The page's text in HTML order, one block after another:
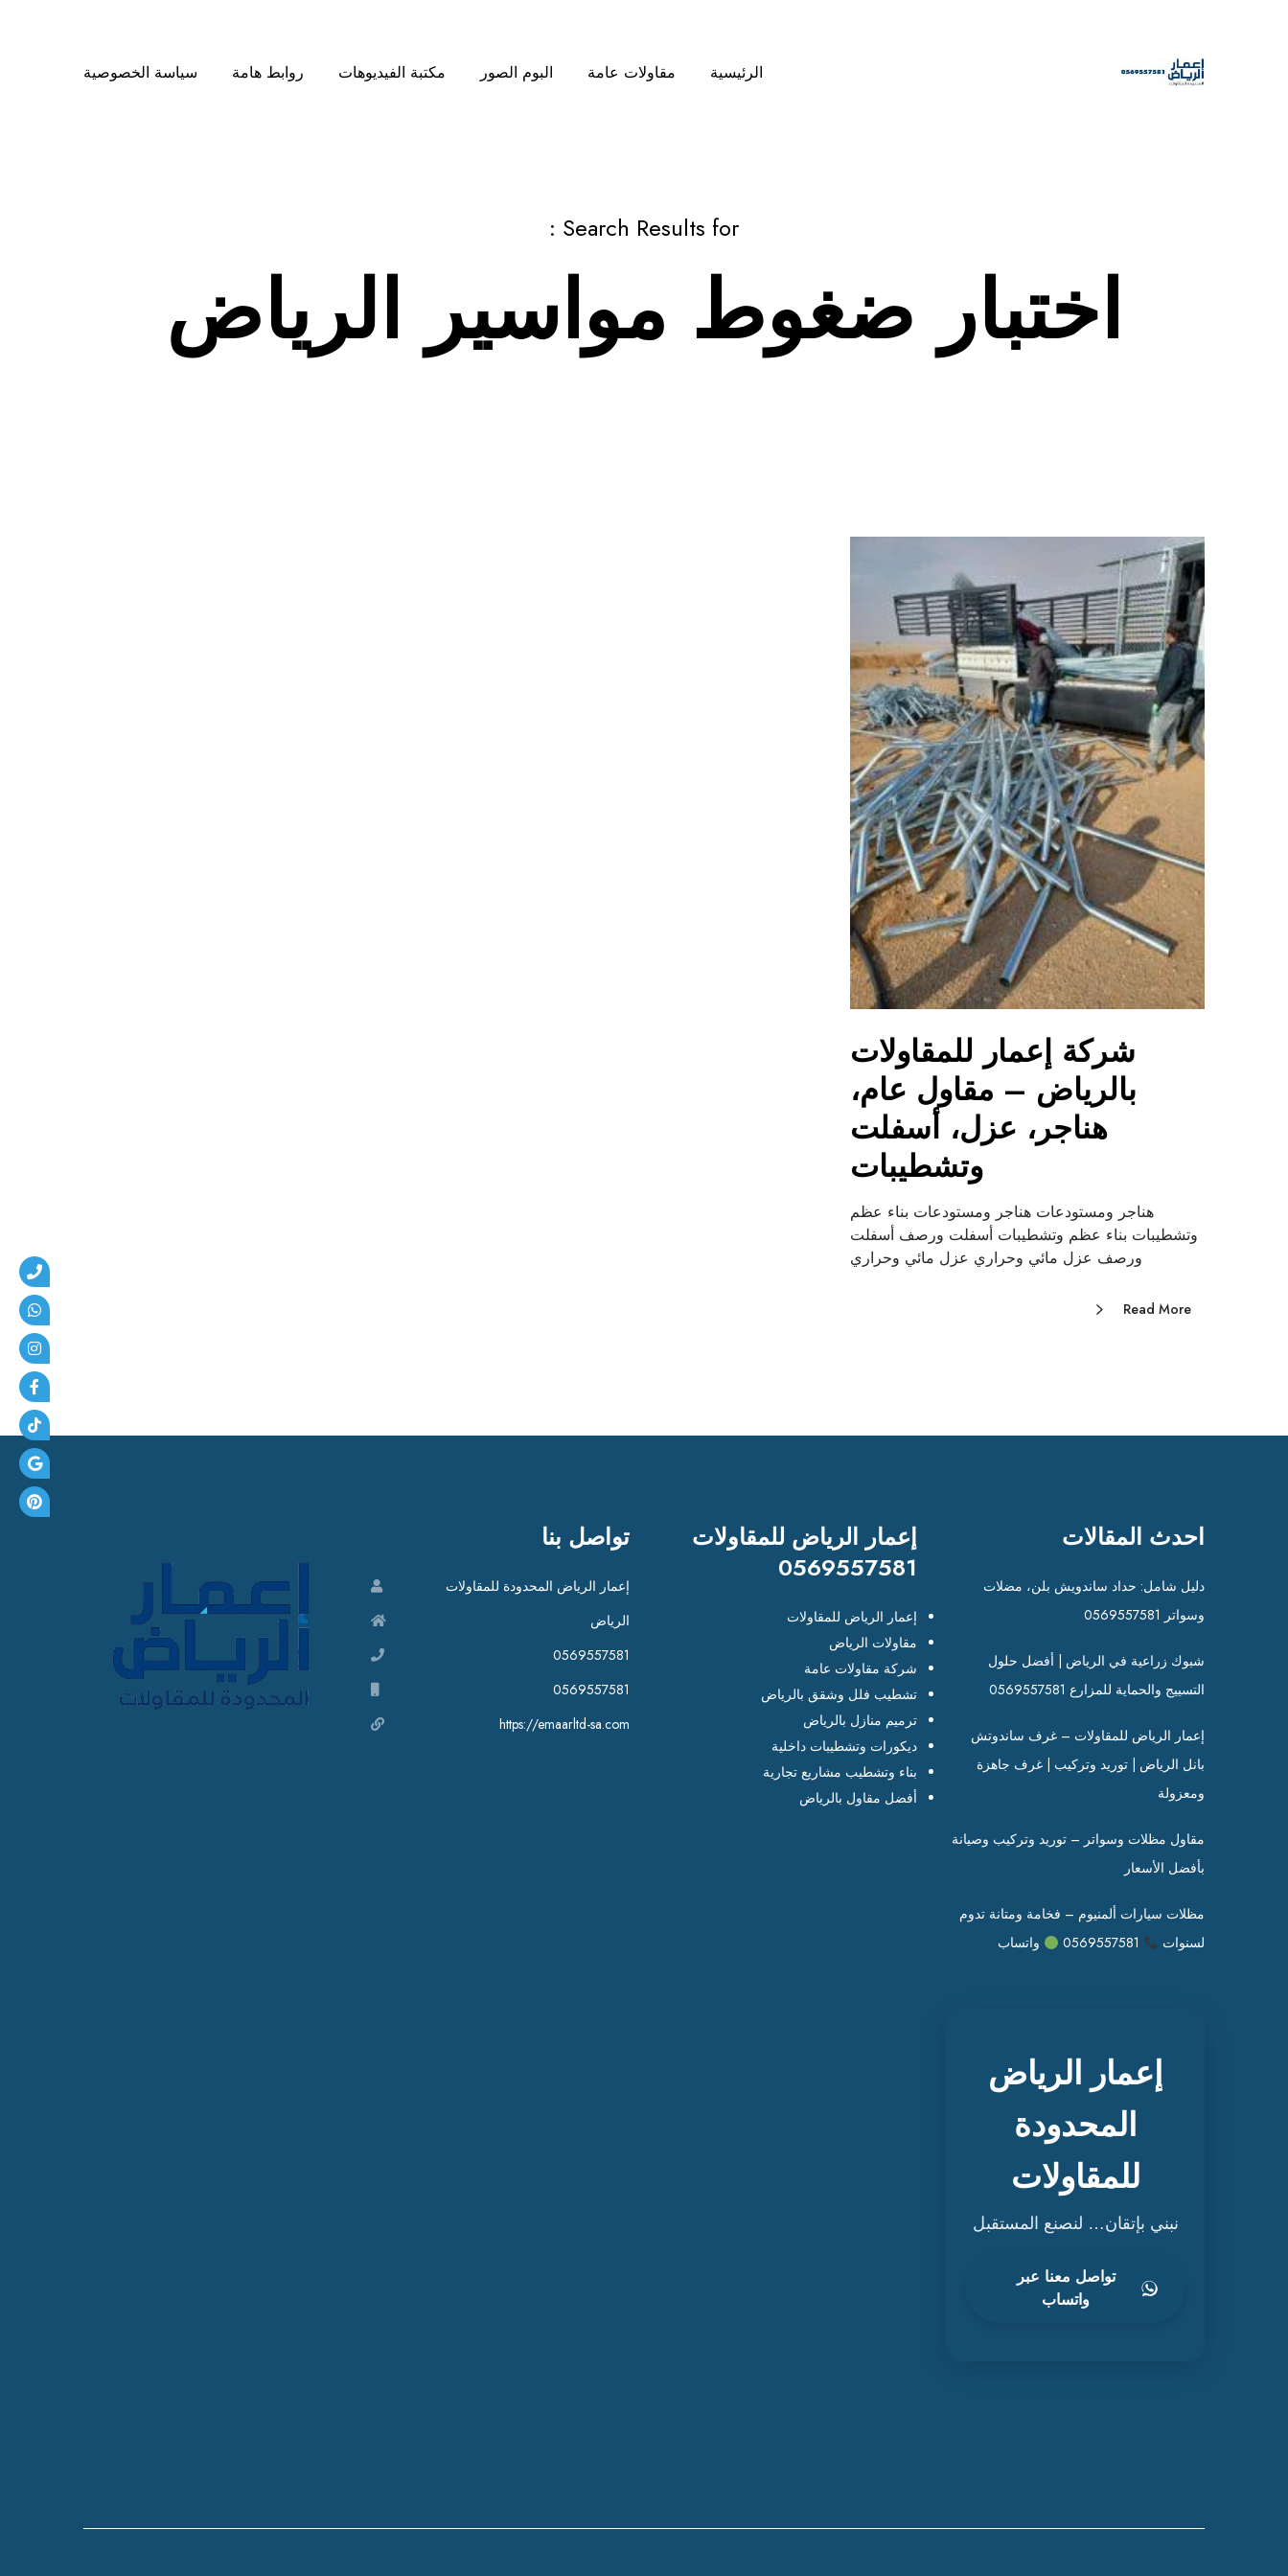
الرئيسية مقاولات عامة البوم الصور مكتبة الفيديوهات روابط هامة سياسة الخصوصية
Search Results for :
اختبار ضغوط مواسير الرياض
شركة إعمار للمقاولات
بالرياض – مقاول عام،
هناجر، عزل، أسفلت
وتشطيبات
هناجر ومستودعات هناجر ومستودعات بناء عظم
وتشطيبات بناء عظم وتشطيبات أسفلت ورصف أسفلت
ورصف عزل مائي وحراري عزل مائي وحراري
Read More
احدث المقالات
دليل شامل: حداد ساندويش بلن، مضلات
وسواتر 0569557581
شبوك زراعية في الرياض | أفضل حلول
التسييج والحماية للمزارع 0569557581
إعمار الرياض للمقاولات – غرف ساندوتش
بانل الرياض | توريد وتركيب | غرف جاهزة
ومعزولة
مقاول مظلات وسواتر – توريد وتركيب وصيانة
بأفضل الأسعار
مظلات سيارات ألمنيوم – فخامة ومتانة تدوم
لسنوات
واتساب
إعمار الرياض
المحدودة
للمقاولات
نبني بإتقان… لنصنع المستقبل
تواصل معنا عبر
واتساب
إعمار الرياض للمقاولات
0569557581
إعمار الرياض للمقاولات
مقاولات الرياض
شركة مقاولات عامة
تشطيب فلل وشقق بالرياض
ترميم منازل بالرياض
ديكورات وتشطيبات داخلية
بناء وتشطيب مشاريع تجارية
أفضل مقاول بالرياض
تواصل بنا
إعمار الرياض المحدودة للمقاولات
الرياض
0569557581
0569557581
https://emaarltd-sa.com